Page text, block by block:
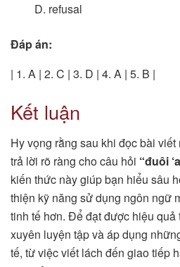
D. refusal
Đáp án:
| 1. A | 2. C | 3. D | 4. A | 5. B |
Kết luận
Hy vọng rằng sau khi đọc bài
trả lời rõ ràng cho câu hỏi “đuôi
kiến thức này giúp bạn hiểu sâu
thiện kỹ năng sử dụng ngôn ngữ
tinh tế hơn. Để đạt được hiệu quả
xuyên luyện tập và áp dụng
tế, từ việc viết lách đến giao tiếp